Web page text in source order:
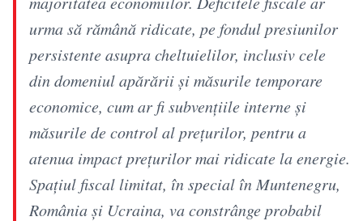
urma să rămână ridicate, pe fondul presiunilor
persistente asupra cheltuielilor, inclusiv cele
din domeniul apărării și măsurile temporare
economice, cum ar fi subvențiile interne și
măsurile de control al prețurilor, pentru a
atenua impact prețurilor mai ridicate la energie.
Spațiul fiscal limitat, în special în Muntenegru,
România și Ucraina, va constrânge probabil